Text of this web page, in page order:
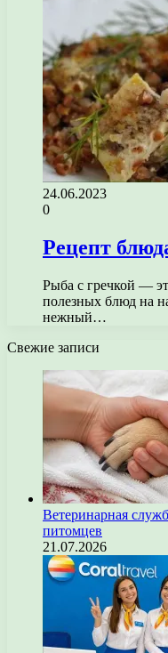
24.06.2023
0
Рецепт
Рыба с гречкой —
полезных блюд на
нежный…
Свежие записи
Ветеринарная
питомцев
21.07.2026